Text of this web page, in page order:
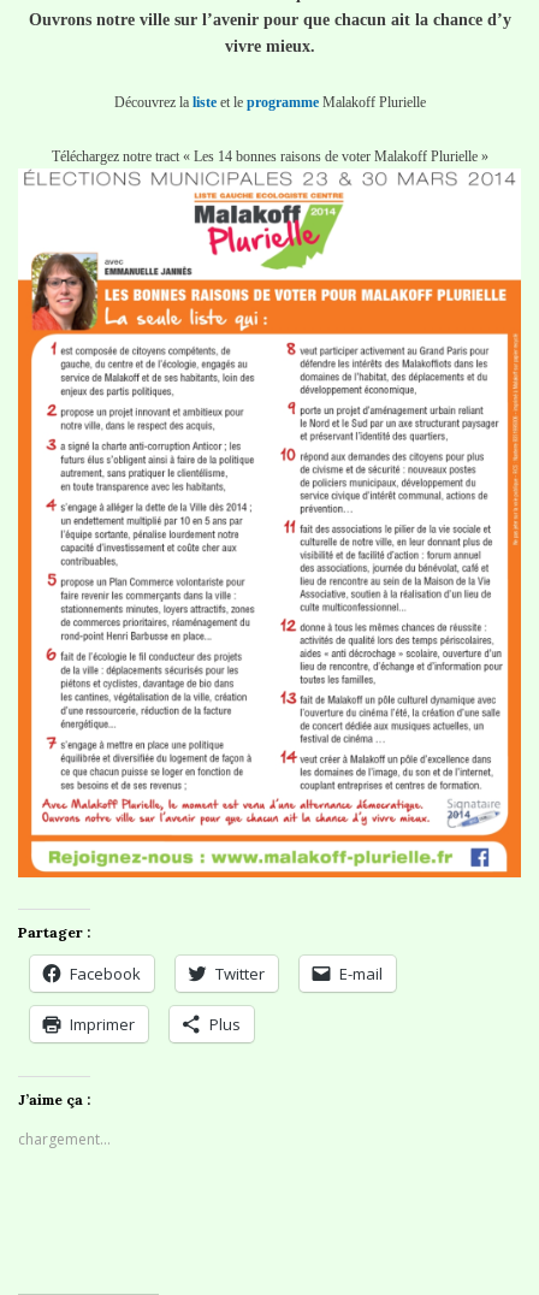
Ouvrons notre ville sur l’avenir pour que chacun ait la chance d’y
vivre mieux.
Découvrez la listeet le programmeMalakoff Plurielle
Téléchargez notre tract « Les 14 bonnes raisons de voter Malakoff Plurielle »
Partager :
Facebook Twitter E-mail
Imprimer Plus
J’aime ça :
chargement…